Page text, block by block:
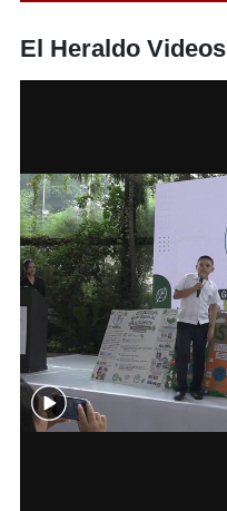
El Heraldo Videos